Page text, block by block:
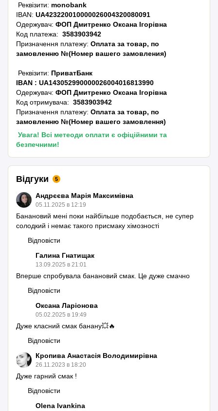
Реквізити: monobank
IBAN:UA423220010000026004320080091
Одержувач:ФОП Дмитренко Оксана Ігорівна
Код платежа:3583903942
Призначення платежу:Оплата за товар, по
замовленню №(Номер вашего замовления)
Реквізити: ПриватБанк
IBAN : UA143052990000026004016813990
Одержувач:ФОП Дмитренко Оксана Ігорівна
Код отримувача:3583903942
Призначення платежу:Оплата за товар, по
замовленню №(Номер вашего замовлення)
Увага! Всі метеоди оплати є офіційними та
безпечними!
Відгуки 5
Андрєєва Марія Максимівна
05.11.2025 в 12:19
Банановий мені поки найбільше подобається, не супер
солодкий і немає такого присмаку хімозності
Відповісти
Галина Гнатищак
13.09.2025 в 21:01
Вперше спробувала банановий смак. Це дуже смачно
Відповісти
Оксана Ларіонова
05.02.2025 в 19:49
Дуже класний смак банану💥🔥
Відповісти
Кропива Анастасія Володимирівна
26.11.2023 в 18:20
Дуже гарний смак !
Відповісти
Olena Ivankina